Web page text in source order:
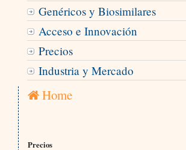
Genéricos y Biosimilares
Acceso e Innovación
Precios
Industria y Mercado
Home
Precios